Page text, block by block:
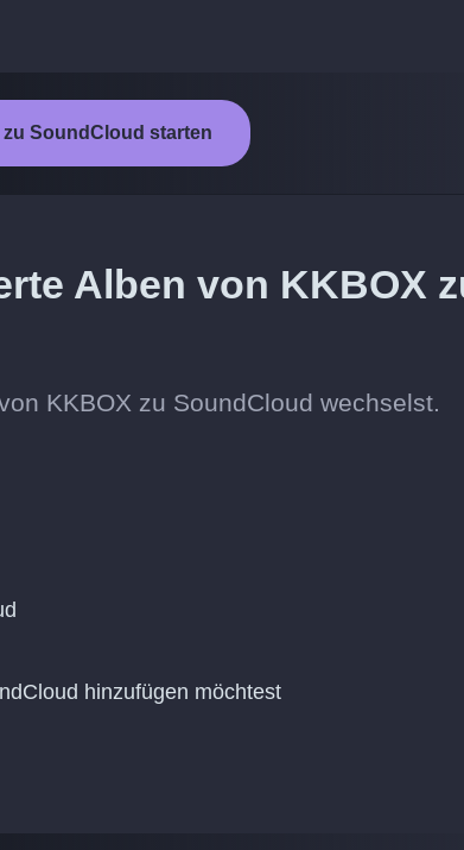
SoundCloud starten
Alben von KKBOX
KKBOX zu SoundCloud wechselst.
hinzufügen möchtest